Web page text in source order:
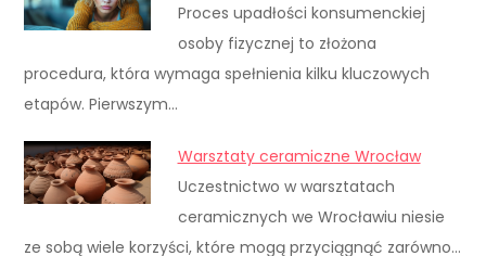
Proces upadłości konsumenckiej
osoby fizycznej to złożona
procedura, która wymaga spełnienia kilku kluczowych
etapów. Pierwszym…
Warsztaty ceramiczne Wrocław
Uczestnictwo w warsztatach
ceramicznych we Wrocławiu niesie
ze sobą wiele korzyści, które mogą przyciągnąć zarówno…